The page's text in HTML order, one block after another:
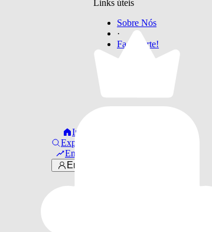
Início
Explorar
Em alta
Entrar
Links úteis
Sobre Nós
·
Faça Parte!